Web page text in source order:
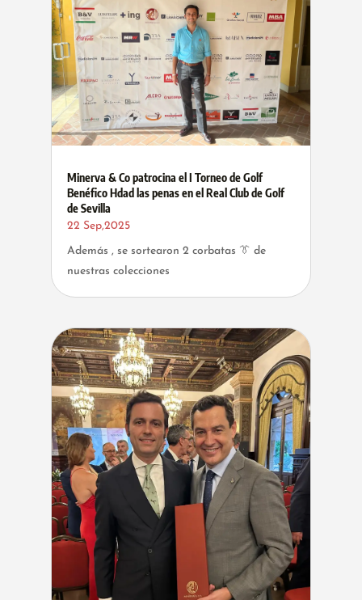
Minerva & Co patrocina el I Torneo de Golf
Benéfico Hdad las penas en el Real Club de Golf
de Sevilla
22 Sep,2025
Además , se sortearon 2 corbatas 👔 de
nuestras colecciones